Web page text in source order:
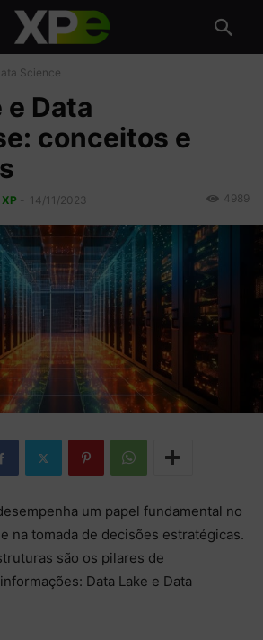
Science
e Data
conceitos e
14/11/2023 4989
um papel fundamental no
na tomada de decisões estratégicas.
são os pilares de
Data Lake e Data